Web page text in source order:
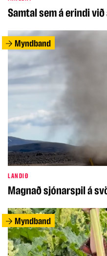
Samtal sem á erindi
Myndband
LANDIÐ
Magnað sjónarspil á
Myndband